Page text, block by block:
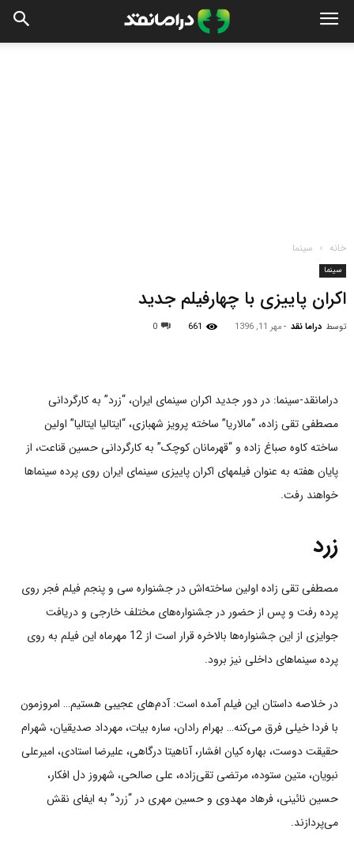
خانه سینما
سینما
اکران پاییزی با چهارفیلم جدید
توسط دراما نقد -مهر 11, 1396 661
0
درامانقد-سینما: در دور جدید اکران سینمای ایران، “زرد” به کارگردانی
مصطفی تقی زاده، “مالاریا” ساخته پرویز شهبازی، “ایتالیا ایتالیا” اولین
ساخته کاوه صباغ زاده و “قهرمانان کوچک” به کارگردانی حسین قناعت، از
پایان هفته به عنوان فیلمهای اکران پاییزی سینمای ایران روی پرده سینماها
خواهند رفت.
زرد
مصطفی تقی زاده اولین ساخته‌اش در جشنواره سی و پنجم فیلم فجر روی
پرده رفت و پس از حضور در جشنواره‌های مختلف خارجی و دریافت
جوایزی از این جشنواره‌ها بالاخره قرار است از 12 مهرماه این فیلم به روی
پرده سینماهای داخلی نیز برود.
در خلاصه داستان این فیلم آمده است: آدم‌های عجیبی هستیم… امروزمون
با فردا خیلی فرق می‌کنه… بهرام رادان، ساره بیات، مهرداد صدیقیان، شهرام
حقیقت دوست، بهاره کیان افشار، آناهیتا درگاهی، علیرضا استادی، امیرعلی
نبویان، متین ستوده، مرتضی تقی‌زاده، علی صالحی، شهروز دل افکار،
حسین نائینی، فرهاد مهدوی و حسین مهری در “زرد” به ایفای نقش
می‌پردازند.